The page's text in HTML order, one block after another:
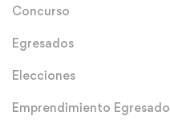
Concurso
Egresados
Elecciones
Emprendimiento Egresado